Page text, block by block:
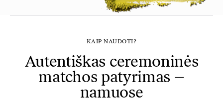
KAIP NAUDOTI?
Autentiškas ceremoninės
matchos patyrimas –
namuose